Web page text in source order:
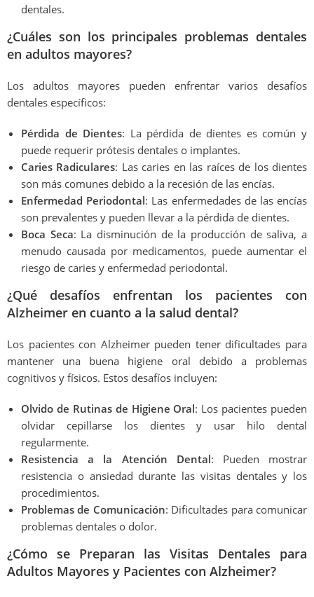
dentales.
¿Cuáles son los principales problemas dentales
en adultos mayores?
Los adultos mayores pueden enfrentar varios desafíos
dentales específicos:
Pérdida de Dientes: La pérdida de dientes es común y
puede requerir prótesis dentales o implantes.
Caries Radiculares: Las caries en las raíces de los dientes
son más comunes debido a la recesión de las encías.
Enfermedad Periodontal: Las enfermedades de las encías
son prevalentes y pueden llevar a la pérdida de dientes.
Boca Seca: La disminución de la producción de saliva, a
menudo causada por medicamentos, puede aumentar el
riesgo de caries y enfermedad periodontal.
¿Qué desafíos enfrentan los pacientes con
Alzheimer en cuanto a la salud dental?
Los pacientes con Alzheimer pueden tener dificultades para
mantener una buena higiene oral debido a problemas
cognitivos y físicos. Estos desafíos incluyen:
Olvido de Rutinas de Higiene Oral: Los pacientes pueden
olvidar cepillarse los dientes y usar hilo dental
regularmente.
Resistencia a la Atención Dental: Pueden mostrar
resistencia o ansiedad durante las visitas dentales y los
procedimientos.
Problemas de Comunicación: Dificultades para comunicar
problemas dentales o dolor.
¿Cómo se Preparan las Visitas Dentales para
Adultos Mayores y Pacientes con Alzheimer?